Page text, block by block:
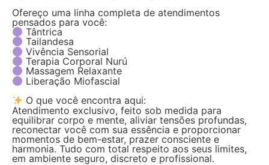
Ofereço uma linha completa de atendimentos
pensados para você:
Tântrica
Tailandesa
Vivência Sensorial
Terapia Corporal Nurú
Massagem Relaxante
Liberação Miofascial
O que você encontra aqui:
Atendimento exclusivo, feito sob medida para
equilibrar corpo e mente, aliviar tensões profundas,
reconectar você com sua essência e proporcionar
momentos de bem-estar, prazer consciente e
harmonia. Tudo com total respeito aos seus limites,
em ambiente seguro, discreto e profissional.